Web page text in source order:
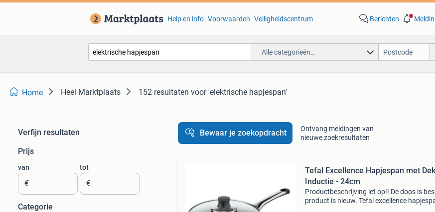
Help en info Voorwaarden Veiligheidscentrum Berichten
Alle categorieën…
Home Heel Marktplaats 152 resultaten voor 'elektrische hapjespan'
Verfijn resultaten
Prijs
van
€
tot
€
Categorie
Bewaar je zoekopdracht
Ontvang meldingen van
nieuwe zoekresultaten
Tefal Excellence Hapjespan met
Inductie - 24cm
Productbeschrijving let op!! De doos is
product is nieuw. Tefal excellence